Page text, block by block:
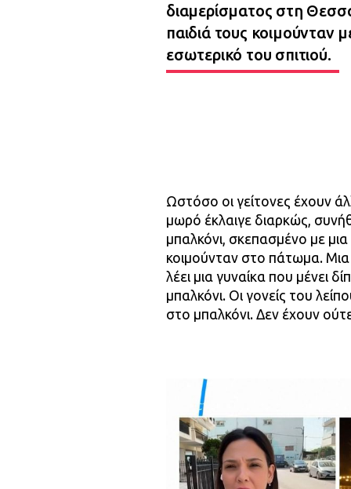
διαμερίσματος στη
παιδιά τους κοιμούνταν
εσωτερικό του σπιτιού.
Ωστόσο οι γείτονες έχουν
μωρό έκλαιγε διαρκώς,
μπαλκόνι, σκεπασμένο με
κοιμούνταν στο πάτωμα.
λέει μια γυναίκα που μένει
μπαλκόνι. Οι γονείς του
στο μπαλκόνι. Δεν έχουν